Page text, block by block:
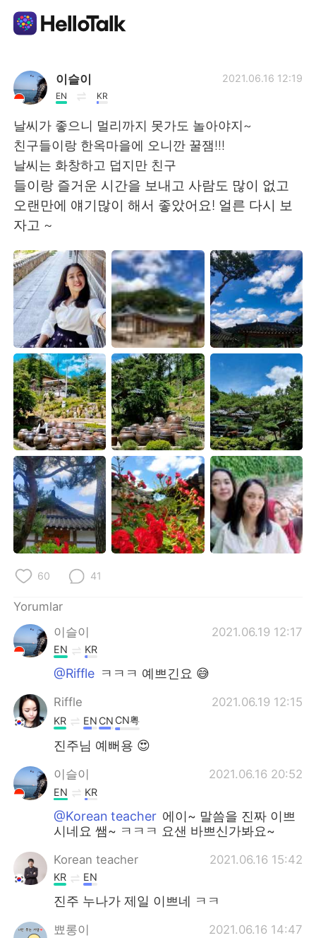
Dil Değişimi Uygulaması
AI Grammar Checker
Türkçe
English 简体中文
繁體中文 Español
العربية Français
Deutsch 日本語
한국어 Русский
ไทย Indonesia
Italiano Tiếng Việt
Português
이슬이
EN KR
2021.06.16 12:19
날씨가 좋으니 멀리까지 못가도 놀아야지~
친구들이랑 한옥마을에 오니깐 꿀잼!!!
날씨는 화창하고 덥지만 친구
들이랑 즐거운 시간을 보내고 사람도 많이 없고
오랜만에 얘기많이 해서 좋았어요! 얼른 다시 보
자고 ~
60 41
Yorumlar
이슬이
2021.06.19 12:17
EN KR
@Riffle ㅋㅋㅋ 예쁘긴요 😅
Riffle 2021.06.19 12:15
KR EN CN CN粤
진주님 예뻐용 😍
이슬이 2021.06.16 20:52
EN KR
@Korean teacher 에이~ 말씀을 진짜 이쁘
시네요 쌤~ ㅋㅋㅋ 요샌 바쁘신가봐요~
Korean teacher 2021.06.16 15:42
KR EN
진주 누나가 제일 이쁘네 ㅋㅋ
뾰롱이 2021.06.16 14:47